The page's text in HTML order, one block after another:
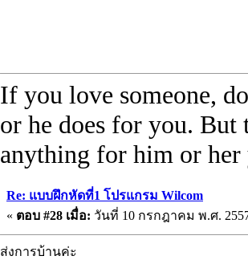
If you love someone,
or he does for you.
anything for him or her
Re: แบบฝึกหัดที่1 โปรแกรม Wilcom
« ตอบ #28 เมื่อ: วันที่ 10 กรกฎาคม พ.ศ.
ส่งการบ้านค่ะ